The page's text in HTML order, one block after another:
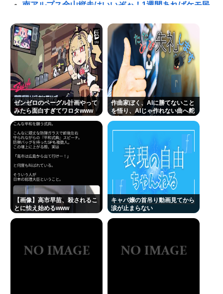
南アルプス全山縦走はいいぞぉ！1週間あればケモ民
青春18きっぷで旅してみたかった人生🚞
ビニコンの店員がいらっしゃいませー！言わないか
ら本社にクレームいれてやりましたよ！www
【動画】電車のドア前に居座るチー牛、どつかれる
「なぜ性行為の許諾をとらなかったんですか？」 ジ
ャンポケ斉藤「なぜとる必要があるんです？！」
ここ数年「どっちもどっち」とか「まだわからない
から叩くな」とかゆうチキン野郎が増えたけどどっ
から来たの？(´・ω・`)
立川志らく、ヒカルを弟子にしたことへの「談志が
泣いてるぞ」の声を”一言”でピシャリ
【動画】手術中に熊本地震直撃やばすぎwww
影山優佳、フォトエッセイが販売から 5日で重版決
ル」を破って既婚の元宝塚女優・花乃まりあと連日
ゼンゼロのベーグル計画やって
みたら面白すぎてワロタwww
作曲家ぼく、AIに勝てないこと
を悟り、AIじゃ作れない曲へ舵
【画像】高市早苗、殺されるこ
とに怯え始めるwww
キャバ嬢の首吊り動画見てから
涙が止まらない